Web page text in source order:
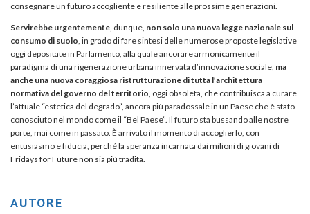
consegnare un futuro accogliente e resiliente alle prossime generazioni.
Servirebbe urgentemente , dunque, non solo una nuova legge nazionale sul
consumo di suolo , in grado di fare sintesi delle numerose proposte legislative
oggi depositate in Parlamento, alla quale ancorare armonicamente il
paradigma di una rigenerazione urbana innervata d’innovazione sociale, ma
anche una nuova coraggiosa ristrutturazione di tutta l’architettura
normativa del governo del territorio , oggi obsoleta, che contribuisca a curare
l’attuale “estetica del degrado”, ancora più paradossale in un Paese che è stato
conosciuto nel mondo come il “Bel Paese”. Il futuro sta bussando alle nostre
porte, mai come in passato. È arrivato il momento di accoglierlo, con
entusiasmo e fiducia, perché la speranza incarnata dai milioni di giovani di
Fridays for Future non sia più tradita.
AUTORE